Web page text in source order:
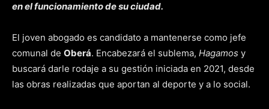
en el funcionamiento de su ciudad.
El joven abogado es candidato a mantenerse como jefe
comunal de Oberá. Encabezará el sublema, Hagamos y
buscará darle rodaje a su gestión iniciada en 2021, desde
las obras realizadas que aportan al deporte y a lo social.